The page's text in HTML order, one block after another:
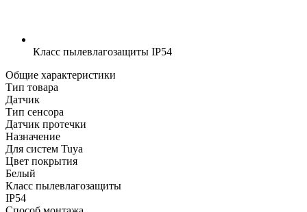
Класс пылевлагозащиты IP54
Общие характеристики
Тип товара
Датчик
Тип сенсора
Датчик протечки
Назначение
Для систем Tuya
Цвет покрытия
Белый
Класс пылевлагозащиты
IP54